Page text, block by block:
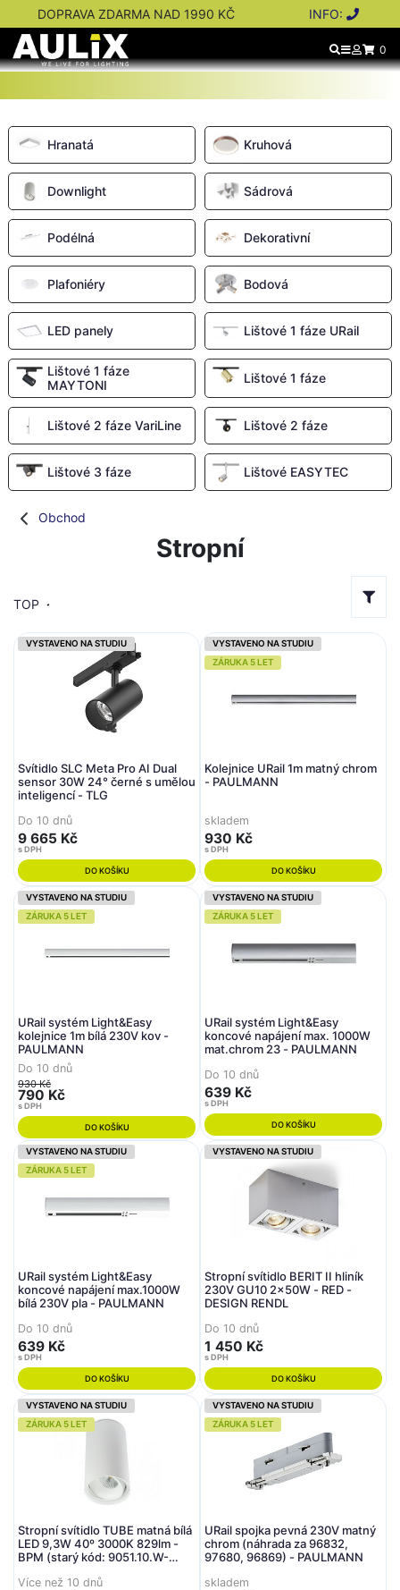
DOPRAVA ZDARMA NAD 1990 KČ INFO:
0
Hranatá Kruhová
Downlight Sádrová
Podélná Dekorativní
Plafoniéry Bodová
LED panely Lištové 1 fáze URail
Lištové 1 fáze
MAYTONI
Lištové 1 fáze
Lištové 2 fáze VariLine Lištové 2 fáze
Lištové 3 fáze Lištové EASYTEC
Obchod
Stropní
TOP
VYSTAVENO NA STUDIU
Svítidlo SLC Meta Pro AI Dual
sensor 30W 24° černé s umělou
inteligencí - TLG
Do 10 dnů
9 665 Kč
s DPH
DO KOŠÍKU
VYSTAVENO NA STUDIU
ZÁRUKA 5 LET
Kolejnice URail 1m matný chrom
- PAULMANN
skladem
930 Kč
s DPH
DO KOŠÍKU
VYSTAVENO NA STUDIU
ZÁRUKA 5 LET
URail systém Light&Easy
kolejnice 1m bílá 230V kov -
PAULMANN
Do 10 dnů
930 Kč
790 Kč
s DPH
DO KOŠÍKU
VYSTAVENO NA STUDIU
ZÁRUKA 5 LET
URail systém Light&Easy
koncové napájení max. 1000W
mat.chrom 23 - PAULMANN
Do 10 dnů
639 Kč
s DPH
DO KOŠÍKU
VYSTAVENO NA STUDIU
ZÁRUKA 5 LET
URail systém Light&Easy
koncové napájení max.1000W
bílá 230V pla - PAULMANN
Do 10 dnů
639 Kč
s DPH
DO KOŠÍKU
VYSTAVENO NA STUDIU
Stropní svítidlo BERIT II hliník
230V GU10 2x50W - RED -
DESIGN RENDL
Do 10 dnů
1 450 Kč
s DPH
DO KOŠÍKU
VYSTAVENO NA STUDIU
ZÁRUKA 5 LET
Stropní svítidlo TUBE matná bílá
LED 9,3W 40º 3000K 829lm -
BPM (starý kód: 9051.10.W-
Více než 10 dnů
VYSTAVENO NA STUDIU
ZÁRUKA 5 LET
URail spojka pevná 230V matný
chrom (náhrada za 96832,
97680, 96869) - PAULMANN
skladem